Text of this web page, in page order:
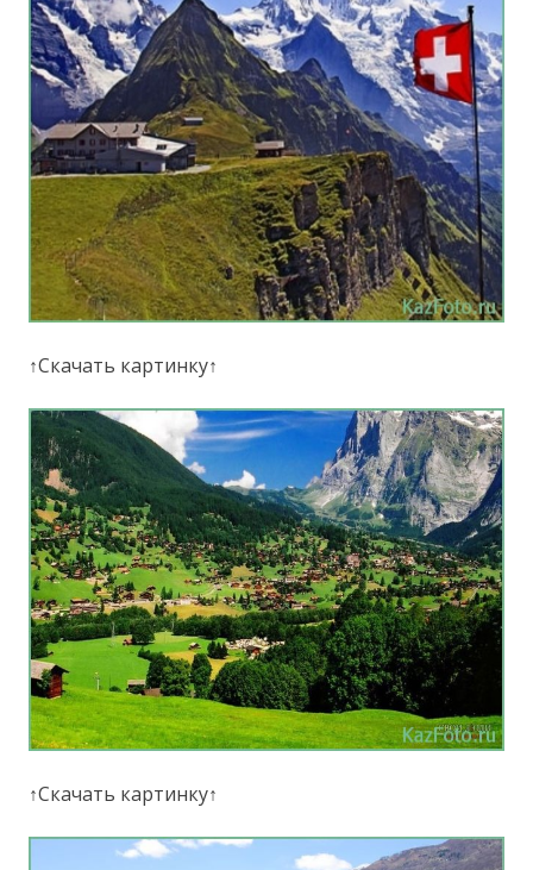
↑Скачать картинку↑
↑Скачать картинку↑